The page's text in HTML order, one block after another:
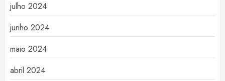
julho 2024
junho 2024
maio 2024
abril 2024